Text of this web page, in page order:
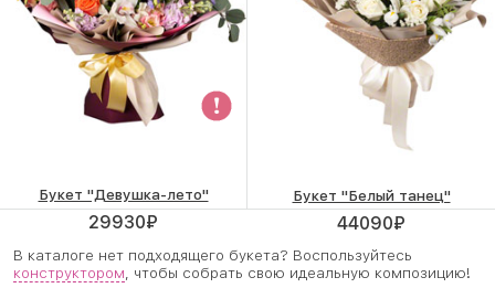
Букет "Девушка-лето"
29930₽
Букет "Белый танец"
44090₽
В каталоге нет подходящего букета? Воспользуйтесь
конструктором, чтобы собрать свою идеальную композицию!